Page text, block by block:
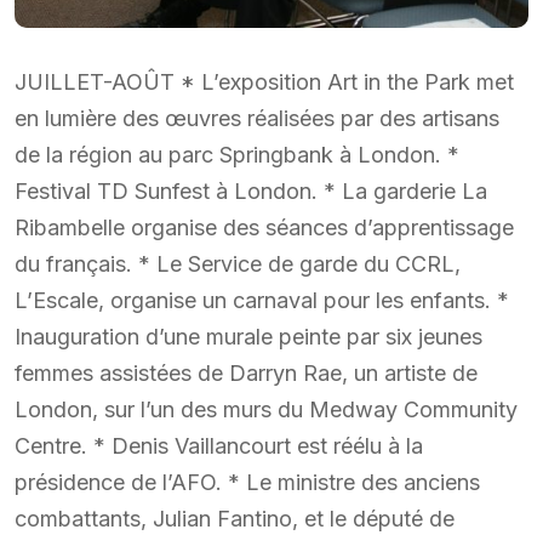
JUILLET-AOÛT * L’exposition Art in the Park met
en lumière des œuvres réalisées par des artisans
de la région au parc Springbank à London. *
Festival TD Sunfest à London. * La garderie La
Ribambelle organise des séances d’apprentissage
du français. * Le Service de garde du CCRL,
L’Escale, organise un carnaval pour les enfants. *
Inauguration d’une murale peinte par six jeunes
femmes assistées de Darryn Rae, un artiste de
London, sur l’un des murs du Medway Community
Centre. * Denis Vaillancourt est réélu à la
présidence de l’AFO. * Le ministre des anciens
combattants, Julian Fantino, et le député de